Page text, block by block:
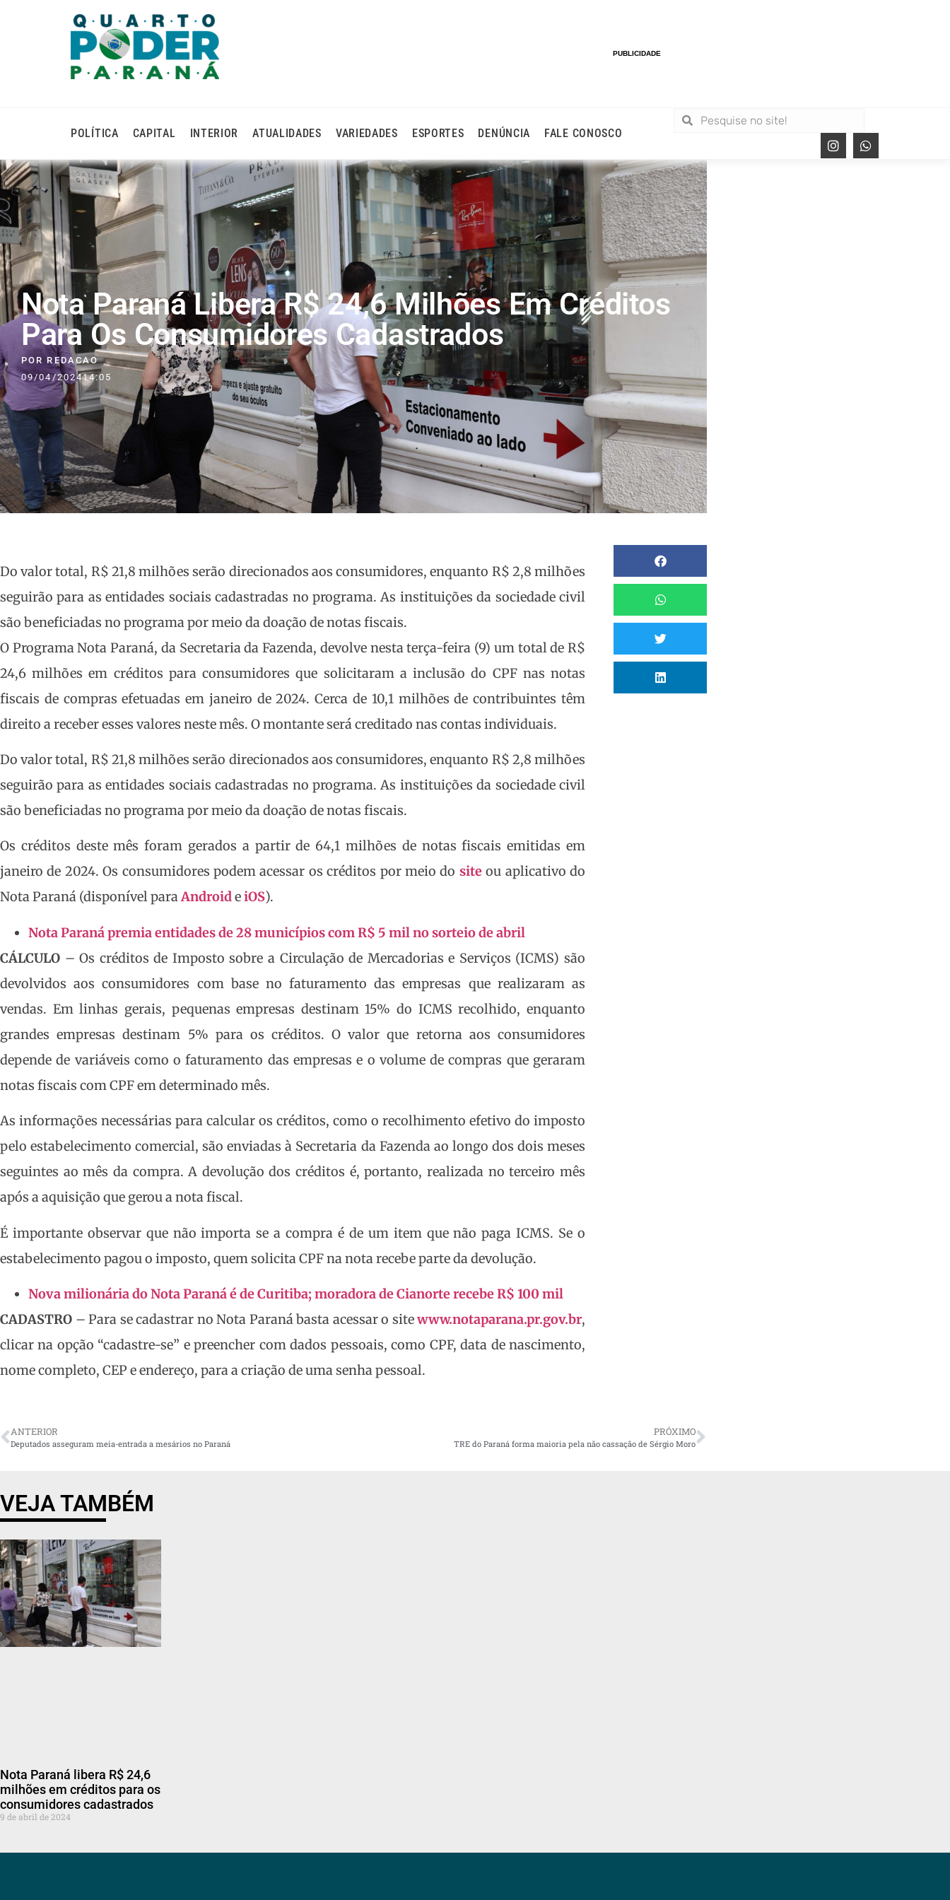
PUBLICIDADE
POLÍTICA CAPITAL INTERIOR ATUALIDADES VARIEDADES ESPORTES DENÚNCIA FALE CONOSCO
Nota Paraná Libera R$ 24,6 Milhões Em Créditos
Para Os Consumidores Cadastrados
POR REDACAO
09/04/202414:05
Do valor total, R$ 21,8 milhões serão direcionados aos consumidores, enquanto R$ 2,8 milhões
seguirão para as entidades sociais cadastradas no programa. As instituições da sociedade civil
são beneficiadas no programa por meio da doação de notas fiscais.
O Programa Nota Paraná, da Secretaria da Fazenda, devolve nesta terça-feira (9) um total de R$
24,6 milhões em créditos para consumidores que solicitaram a inclusão do CPF nas notas
fiscais de compras efetuadas em janeiro de 2024. Cerca de 10,1 milhões de contribuintes têm
direito a receber esses valores neste mês. O montante será creditado nas contas individuais.
Do valor total, R$ 21,8 milhões serão direcionados aos consumidores, enquanto R$ 2,8 milhões
seguirão para as entidades sociais cadastradas no programa. As instituições da sociedade civil
são beneficiadas no programa por meio da doação de notas fiscais.
Os créditos deste mês foram gerados a partir de 64,1 milhões de notas fiscais emitidas em
janeiro de 2024. Os consumidores podem acessar os créditos por meio do siteou aplicativo do
Nota Paraná (disponível paraAndroideiOS).
Nota Paraná premia entidades de 28 municípios com R$ 5 mil no sorteio de abril
CÁLCULO – Os créditos de Imposto sobre a Circulação de Mercadorias e Serviços (ICMS) são
devolvidos aos consumidores com base no faturamento das empresas que realizaram as
vendas. Em linhas gerais, pequenas empresas destinam 15% do ICMS recolhido, enquanto
grandes empresas destinam 5% para os créditos. O valor que retorna aos consumidores
depende de variáveis como o faturamento das empresas e o volume de compras que geraram
notas fiscais com CPF em determinado mês.
As informações necessárias para calcular os créditos, como o recolhimento efetivo do imposto
pelo estabelecimento comercial, são enviadas à Secretaria da Fazenda ao longo dos dois meses
seguintes ao mês da compra. A devolução dos créditos é, portanto, realizada no terceiro mês
após a aquisição que gerou a nota fiscal.
É importante observar que não importa se a compra é de um item que não paga ICMS. Se o
estabelecimento pagou o imposto, quem solicita CPF na nota recebe parte da devolução.
Nova milionária do Nota Paraná é de Curitiba; moradora de Cianorte recebe R$ 100 mil
CADASTRO – Para se cadastrar no Nota Paraná basta acessar o sitewww.notaparana.pr.gov.br,
clicar na opção “cadastre-se” e preencher com dados pessoais, como CPF, data de nascimento,
nome completo, CEP e endereço, para a criação de uma senha pessoal.
ANTERIOR
Deputados asseguram meia-entrada a mesários no Paraná
PRÓXIMO
TRE do Paraná forma maioria pela não cassação de Sérgio Moro
VEJA TAMBÉM
Nota Paraná libera R$ 24,6
milhões em créditos para os
consumidores cadastrados
9 de abril de 2024